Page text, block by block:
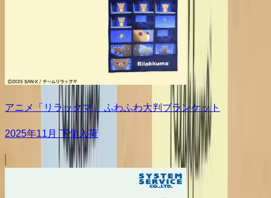
アニメ「リラックマ」 ふわふわ大判ブランケット
2025年11月 下旬入荷